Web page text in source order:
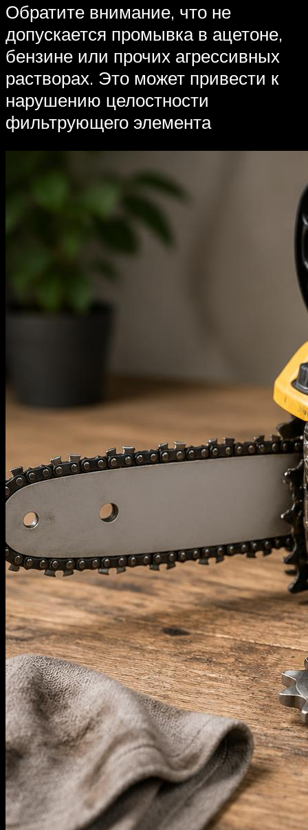
Обратите внимание, что не
допускается промывка в ацетоне,
бензине или прочих агрессивных
растворах. Это может привести к
нарушению целостности
фильтрующего элемента